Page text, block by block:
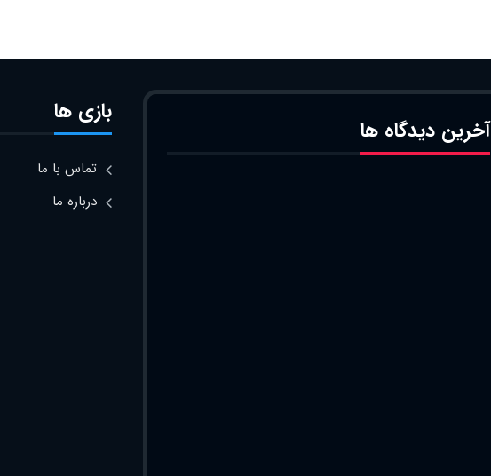
آخرین دیدگاه ها
بازی ها
تماس با ما
درباره ما